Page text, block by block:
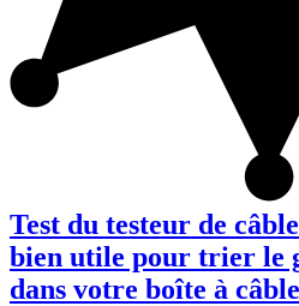
Test du testeur de
bien utile pour trier le
dans votre boîte à